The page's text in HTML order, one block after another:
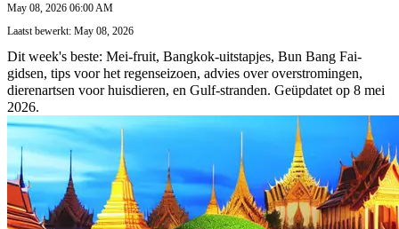
May 08, 2026 06:00 AM
Laatst bewerkt: May 08, 2026
Dit week's beste: Mei-fruit, Bangkok-uitstapjes, Bun Bang Fai-
gidsen, tips voor het regenseizoen, advies over overstromingen,
dierenartsen voor huisdieren, en Gulf-stranden. Geüpdatet op 8 mei
2026.